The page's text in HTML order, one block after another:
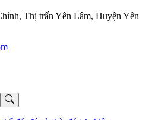
Thị trấn Yên Lâm, Huyện Yên